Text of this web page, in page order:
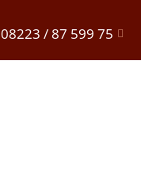
08223 / 87 599 75